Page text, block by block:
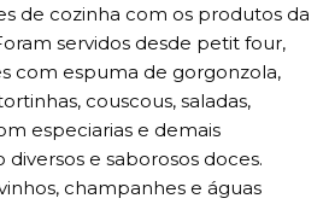
de cozinha com os produtos da
servidos desde petit four,
com espuma de gorgonzola,
couscous, saladas,
especiarias e demais
diversos e saborosos doces.
champanhes e águas